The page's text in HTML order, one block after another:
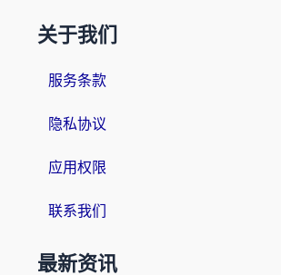
关于我们
服务条款
隐私协议
应用权限
联系我们
最新资讯